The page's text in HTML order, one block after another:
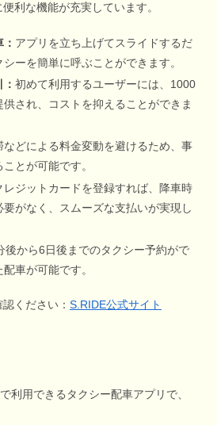
利な機能が充実しています。
アプリを立ち上げてスライドするだ
ーを簡単に呼ぶことができます。
初めて利用するユーザーには、1000
され、コストを抑えることができま
などによる料金変動を避けるため、事
とが可能です。
レジットカードを登録すれば、降車時
がなく、スムーズな支払いが実現し
後から6日後までのタクシー予約がで
車が可能です。
ください： S.RIDE公式サイト
利用できるタクシー配車アプリで、